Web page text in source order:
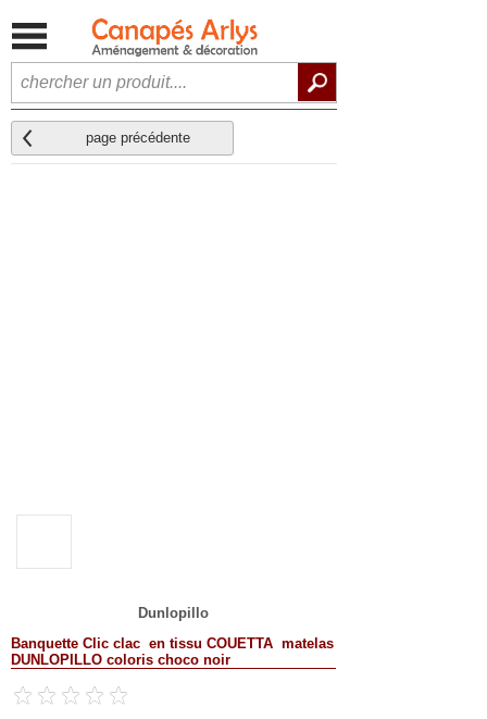
page précédente
Dunlopillo
Banquette Clic clac en tissu COUETTA matelas
DUNLOPILLO coloris choco noir